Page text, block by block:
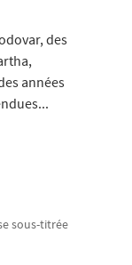
des
années
sous-titrée